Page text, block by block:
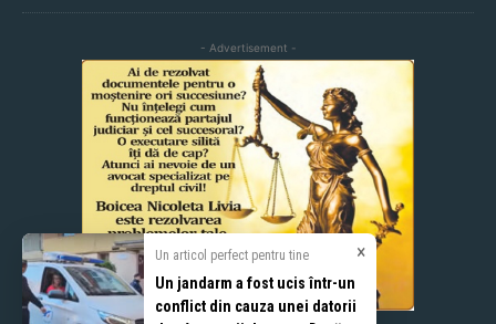
- Advertisement -
×
Un articol perfect pentru tine
Un jandarm a fost ucis într-un
conflict din cauza unei datorii